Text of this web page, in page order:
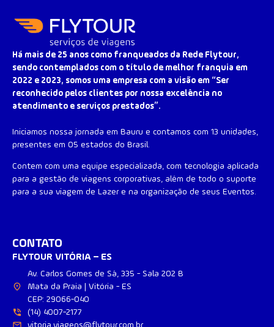
Há mais de 25 anos como franqueados da Rede Flytour,
sendo contemplados com o título de melhor franquia em
2022 e 2023, somos uma empresa com a visão em “Ser
reconhecido pelos clientes por nossa excelência no
atendimento e serviços prestados”.
Iniciamos nossa jornada em Bauru e contamos com 13 unidades,
presentes em 05 estados do Brasil.
Contem com uma equipe especializada, com tecnologia aplicada
para a gestão de viagens corporativas, além de todo o suporte
para a sua viagem de Lazer e na organização de seus Eventos.
CONTATO
FLYTOUR VITÓRIA – ES
Av. Carlos Gomes de Sá, 335 - Sala 202 B
Mata da Praia | Vitória - ES
CEP: 29066-040
(14) 4007-2177
vitoria.viagens@flytour.com.br